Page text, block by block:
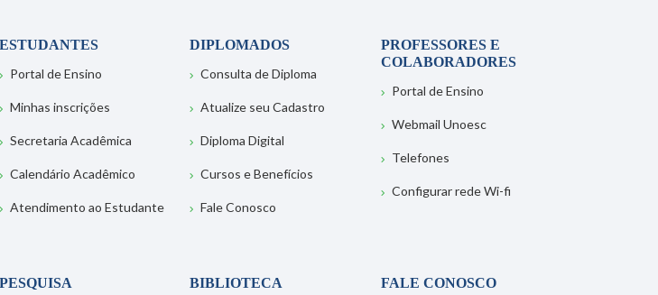
ESTUDANTES
Portal de Ensino
Minhas inscrições
Secretaria Acadêmica
Calendário Acadêmico
Atendimento ao Estudante
DIPLOMADOS
Consulta de Diploma
Atualize seu Cadastro
Diploma Digital
Cursos e Benefícios
Fale Conosco
PROFESSORES E
COLABORADORES
Portal de Ensino
Webmail Unoesc
Telefones
Configurar rede Wi-fi
PESQUISA
BIBLIOTECA
FALE CONOSCO